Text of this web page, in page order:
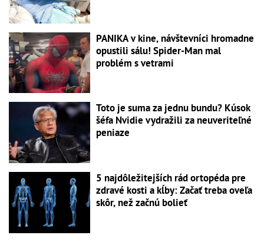
PANIKA v kine, návštevníci hromadne
opustili sálu! Spider-Man mal
problém s vetrami
Toto je suma za jednu bundu? Kúsok
šéfa Nvidie vydražili za neuveriteľné
peniaze
5 najdôležitejších rád ortopéda pre
zdravé kosti a kĺby: Začať treba oveľa
skôr, než začnú bolieť